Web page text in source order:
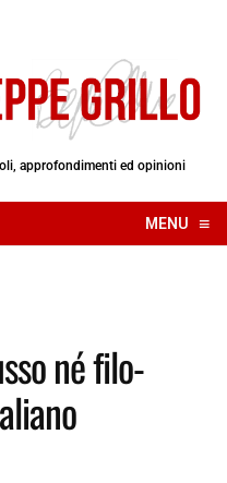
approfondimenti ed opinioni
MENU ≡
☰
né filo-